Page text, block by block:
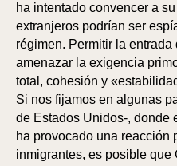
ha intentado convencer a
extranjeros podrían ser
régimen. Permitir la
amenazar la exigencia
total, cohesión y
Si nos fijamos en algunas
de Estados Unidos-, donde
ha provocado una reacción
inmigrantes, es posible que